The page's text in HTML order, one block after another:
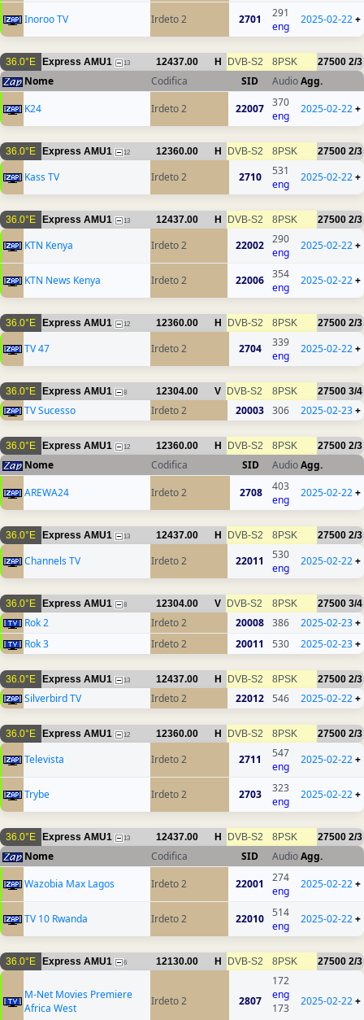
Inoroo TV Irdeto 2 2701
291
eng
2025-02-22+
36.0°E Express AMU1 13 12437.00 H DVB-S2 8PSK 27500 2/3
Nome Codifica SID AudioAgg.
K24
Irdeto 2 22007 370
eng
2025-02-22+
36.0°E Express AMU1 12 12360.00 H DVB-S2 8PSK 27500 2/3
Kass TV Irdeto 2 2710
531
eng
2025-02-22+
36.0°E Express AMU1 13 12437.00 H DVB-S2 8PSK 27500 2/3
KTN Kenya Irdeto 2 22002
290
eng
2025-02-22+
KTN News Kenya Irdeto 2 22006
354
eng
2025-02-22+
36.0°E Express AMU1 12 12360.00 H DVB-S2 8PSK 27500 2/3
TV 47 Irdeto 2 2704
339
eng
2025-02-22+
36.0°E Express AMU1 8 12304.00 V DVB-S2 8PSK 27500 3/4
TV Sucesso Irdeto 2 20003 306 2025-02-23+
36.0°E Express AMU1 12 12360.00 H DVB-S2 8PSK 27500 2/3
Nome Codifica SID AudioAgg.
AREWA24
Irdeto 2 2708
403
eng
2025-02-22+
36.0°E Express AMU1 13 12437.00 H DVB-S2 8PSK 27500 2/3
Channels TV Irdeto 2 22011
530
eng
2025-02-22+
36.0°E Express AMU1 8 12304.00 V DVB-S2 8PSK 27500 3/4
Rok 2 Irdeto 2 20008 386 2025-02-23+
Rok 3
Irdeto 2 20011 530 2025-02-23+
36.0°E Express AMU1 13 12437.00 H DVB-S2 8PSK 27500 2/3
Silverbird TV Irdeto 2 22012 546 2025-02-22+
36.0°E Express AMU1 12 12360.00 H DVB-S2 8PSK 27500 2/3
Televista Irdeto 2 2711
547
eng
2025-02-22+
Trybe Irdeto 2 2703
323
eng
2025-02-22+
36.0°E Express AMU1 13 12437.00 H DVB-S2 8PSK 27500 2/3
Nome Codifica SID AudioAgg.
Wazobia Max Lagos
Irdeto 2 22001
274
eng
2025-02-22+
TV 10 Rwanda Irdeto 2 22010 514
eng
2025-02-22+
36.0°E Express AMU1 6 12130.00 H DVB-S2 8PSK 27500 2/3
M-Net Movies Premiere
Africa West
Irdeto 2 2807
172
eng
173
2025-02-22+